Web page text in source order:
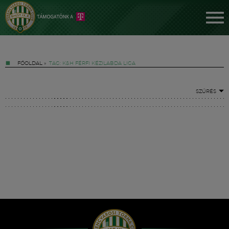
FŐOLDAL » TAG: K&H FÉRFI KÉZILABDA LIGA
SZŰRÉS
Hírek